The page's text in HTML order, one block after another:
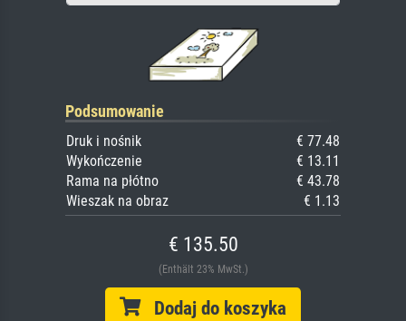
Podsumowanie
Druk i nośnik
€ 77.48
Wykończenie
€ 13.11
Rama na płótno
€ 43.78
Wieszak na obraz
€ 1.13
€ 135.50
(Enthält 23% MwSt.)
Dodaj do koszyka